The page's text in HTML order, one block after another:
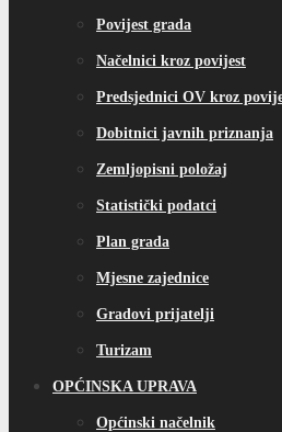
Povijest grada
Načelnici kroz povijest
Predsjednici OV kroz
Dobitnici javnih priznanja
Zemljopisni položaj
Statistički podatci
Plan grada
Mjesne zajednice
Gradovi prijatelji
Turizam
OPĆINSKA UPRAVA
Općinski načelnik